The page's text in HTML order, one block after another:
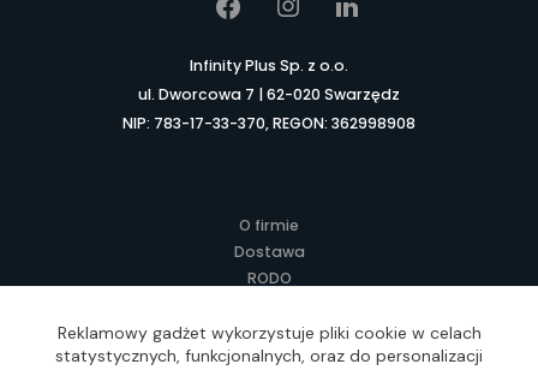
Infinity Plus Sp. z o.o.
ul. Dworcowa 7 | 62-020 Swarzędz
NIP: 783-17-33-370, REGON: 362998908
O firmie
Dostawa
RODO
Regulamin
Lokalne Gadżety Reklamowe
Reklamowy gadżet wykorzystuje pliki cookie w celach
statystycznych, funkcjonalnych, oraz do personalizacji